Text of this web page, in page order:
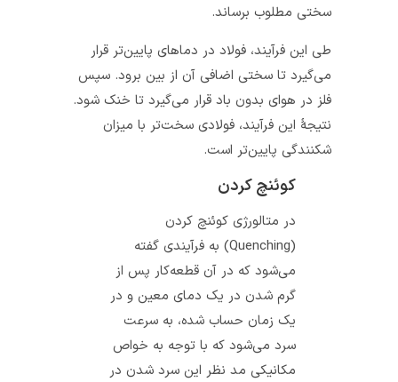
سختی مطلوب برساند.
طی این فرآیند، فولاد در دماهای پایین‌تر قرار
می‌گیرد تا سختی اضافی آن از بین برود. سپس
فلز در هوای بدون باد قرار می‌گیرد تا خنک شود.
نتیجهٔ این فرآیند، فولادی سخت‌تر با میزان
شکنندگی پایین‌تر است.
کوئنچ کردن
در متالورژی کوئنچ کردن
(Quenching) به فرآیندی گفته
می‌شود که در آن قطعه‌کار پس از
گرم شدن در یک دمای معین و در
یک زمان حساب شده، به سرعت
سرد می‌شود که با توجه به خواص
مکانیکی مد نظر این سرد شدن در